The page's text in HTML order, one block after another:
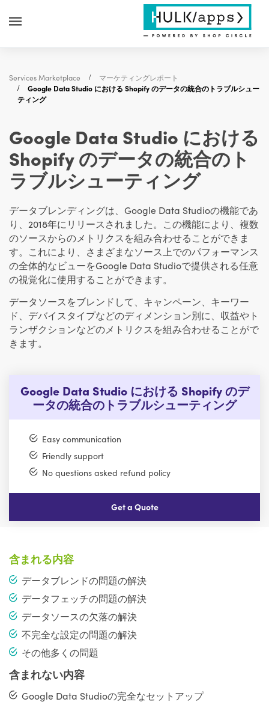
Services Marketplace
マーケティングレポート
Google Data Studio における Shopify のデータの統合のトラブルシュー
ティング
Google Data Studio における
Shopify のデータの統合のト
ラブルシューティング
データブレンディングは、Google Data Studioの機能であ
り、2018年にリリースされました。この機能により、複数
のソースからのメトリクスを組み合わせることができま
す。これにより、さまざまなソース上でのパフォーマンス
の全体的なビューをGoogle Data Studioで提供される任意
の視覚化に使用することができます。
データソースをブレンドして、キャンペーン、キーワー
ド、デバイスタイプなどのディメンション別に、収益やト
ランザクションなどのメトリクスを組み合わせることがで
きます。
Google Data Studio における Shopify のデ
ータの統合のトラブルシューティング
Easy communication
Friendly support
No questions asked refund policy
Get a Quote
含まれる内容
データブレンドの問題の解決
データフェッチの問題の解決
データソースの欠落の解決
不完全な設定の問題の解決
その他多くの問題
含まれない内容
Google Data Studioの完全なセットアップ